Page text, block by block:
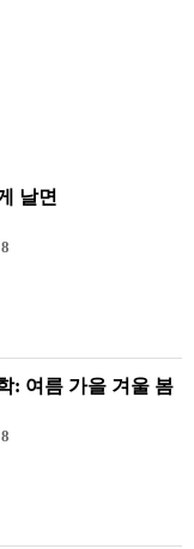
날면
: 여름 가을 겨울 봄